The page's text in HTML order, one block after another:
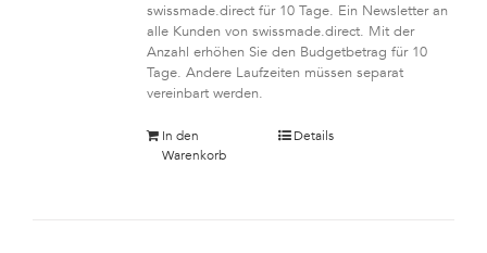
swissmade.direct für 10 Tage. Ein Newsletter an
alle Kunden von swissmade.direct. Mit der
Anzahl erhöhen Sie den Budgetbetrag für 10
Tage. Andere Laufzeiten müssen separat
vereinbart werden.
In den
Warenkorb
Details